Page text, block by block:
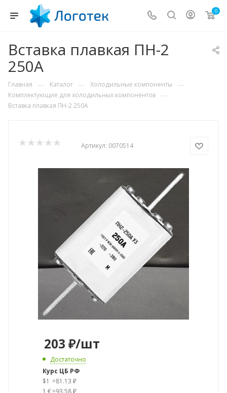
0
Вставка плавкая ПН-2
250А
Главная — Каталог — Холодильные компоненты —
Комплектующие для холодильных компонентов —
Вставка плавкая ПН-2 250А
Артикул: 0070514
203 ₽/шт
Достаточно
Курс ЦБ РФ
$1 =81.13 ₽
1 €=93.58 ₽